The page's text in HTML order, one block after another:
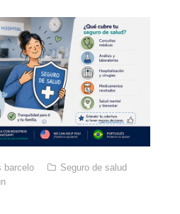
barcelo
Seguro de salud